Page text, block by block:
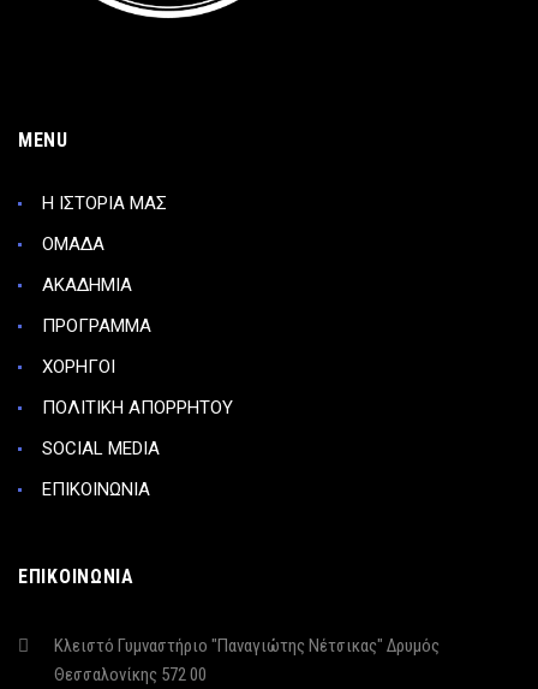
MENU
Η ΙΣΤΟΡΙΑ ΜΑΣ
ΟΜΑΔΑ
ΑΚΑΔΗΜΙΑ
ΠΡΟΓΡΑΜΜΑ
ΧΟΡΗΓΟΙ
ΠΟΛΙΤΙΚΗ ΑΠΟΡΡΗΤΟΥ
SOCIAL MEDIA
ΕΠΙΚΟΙΝΩΝΙΑ
ΕΠΙΚΟΙΝΩΝΙΑ
Κλειστό Γυμναστήριο "Παναγιώτης Νέτσικας" Δρυμός
Θεσσαλονίκης 572 00